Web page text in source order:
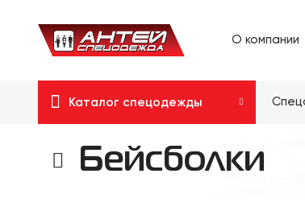
О компании
Каталог спецодежды
Бейсболки